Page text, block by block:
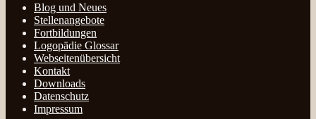
Blog und Neues
Stellenangebote
Fortbildungen
Logopädie Glossar
Webseitenübersicht
Kontakt
Downloads
Datenschutz
Impressum